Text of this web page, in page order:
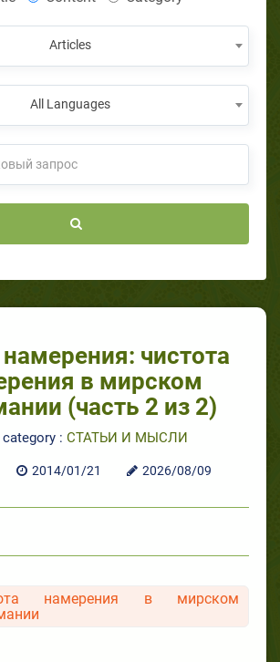
Articles
All Languages
чистота
в мирском
(часть 2 из 2)
category : СТАТЬИ И МЫСЛИ
2014/01/21 2026/08/09
намерения в мирском